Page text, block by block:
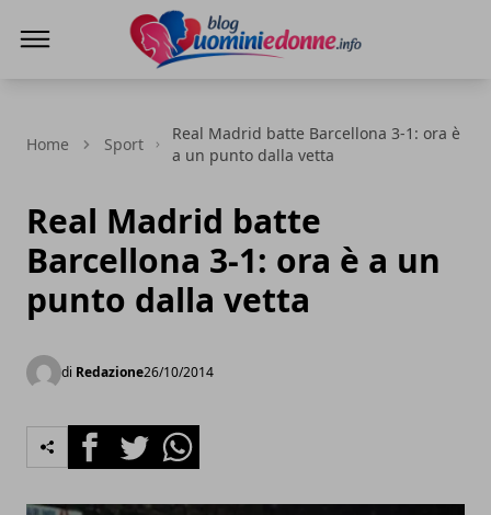
Home Sport
Real Madrid batte Barcellona 3-1: ora è
a un punto dalla vetta
Real Madrid batte
Barcellona 3-1: ora è a un
punto dalla vetta
di Redazione26/10/2014
FacebookTwitterWhatsapp